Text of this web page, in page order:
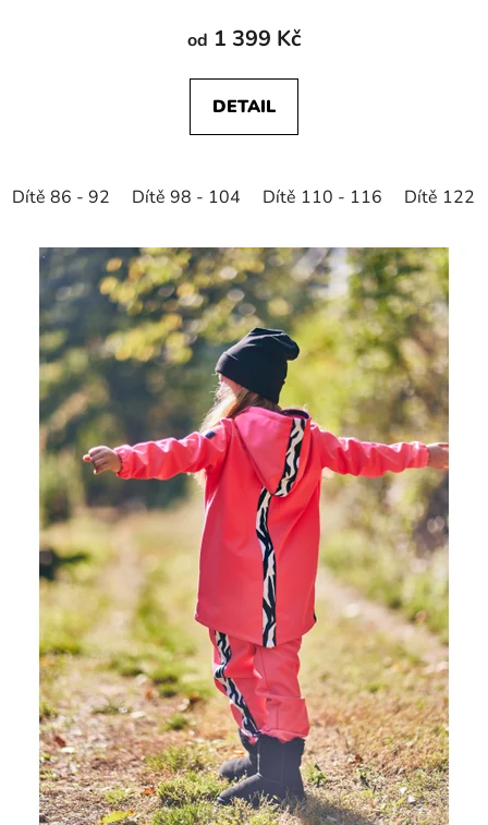
od 1 399 Kč
DETAIL
Dítě 86 - 92 Dítě 98 - 104 Dítě 110 - 116 Dítě 122